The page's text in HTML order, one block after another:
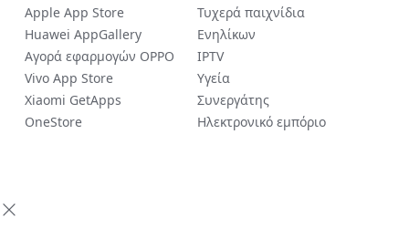
Τυχερά παιχνίδια
Ενηλίκων
IPTV
Υγεία
Συνεργάτης
Ηλεκτρονικό εμπόριο
Apple App Store
Huawei AppGallery
Αγορά εφαρμογών OPPO
Vivo App Store
Xiaomi GetApps
OneStore